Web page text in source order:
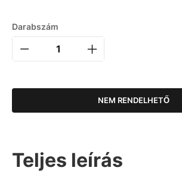
Darabszám
NEM RENDELHETŐ
Teljes leírás